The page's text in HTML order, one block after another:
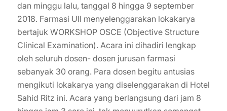
dan minggu lalu, tanggal 8 hingga 9 september
2018. Farmasi UII menyelenggarakan lokakarya
bertajuk WORKSHOP OSCE (Objective Structure
Clinical Examination). Acara ini dihadiri lengkap
oleh seluruh dosen- dosen jurusan farmasi
sebanyak 30 orang. Para dosen begitu antusias
mengikuti lokakarya yang diselenggarakan di Hotel
Sahid Ritz ini. Acara yang berlangsung dari jam 8